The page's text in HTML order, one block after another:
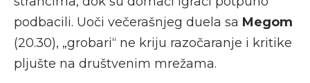
podbacili. Uoči večerašnjeg duela sa Megom
(20.30), „grobari“ ne kriju razočaranje i kritike
pljušte na društvenim mrežama.